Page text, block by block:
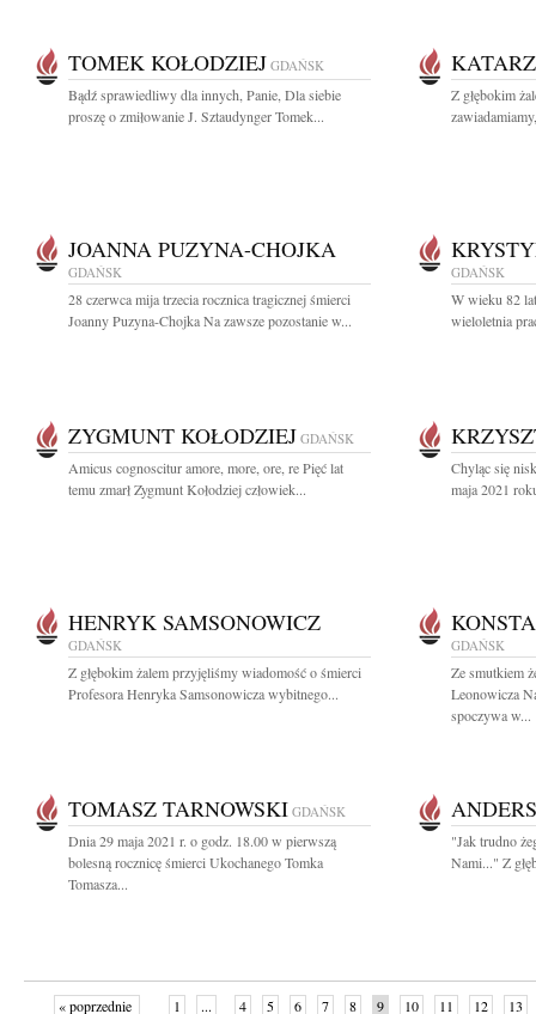
TOMEK KOŁODZIEJ GDAŃSK
Bądź sprawiedliwy dla innych, Panie, Dla siebie
proszę o zmiłowanie J. Sztaudynger Tomek...
Z głębokim
JOANNA PUZYNA-CHOJKA
GDAŃSK
28 czerwca mija trzecia rocznica tragicznej śmierci
Joanny Puzyna-Chojka Na zawsze pozostanie w...
GDAŃSK
W wieku 82
wieloletnia
ZYGMUNT KOŁODZIEJ GDAŃSK
Amicus cognoscitur amore, more, ore, re Pięć lat
temu zmarł Zygmunt Kołodziej człowiek...
Chyląc się
maja 2021
HENRYK SAMSONOWICZ
GDAŃSK
Z głębokim żalem przyjęliśmy wiadomość o śmierci
Profesora Henryka Samsonowicza wybitnego...
GDAŃSK
Ze smutkiem
Leonowicza
spoczywa w...
TOMASZ TARNOWSKI GDAŃSK
Dnia 29 maja 2021 r. o godz. 18.00 w pierwszą
bolesną rocznicę śmierci Ukochanego Tomka
Tomasza...
"Jak trudno
Nami..." Z
« poprzednie 1 ... 4 5 6 7 8 9 10 11 12 13